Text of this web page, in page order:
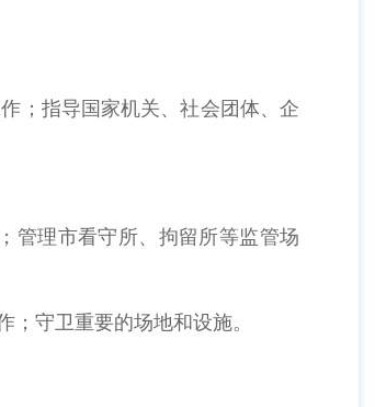
；指导国家机关、社会团体、企
管理市看守所、拘留所等监管场
守卫重要的场地和设施。